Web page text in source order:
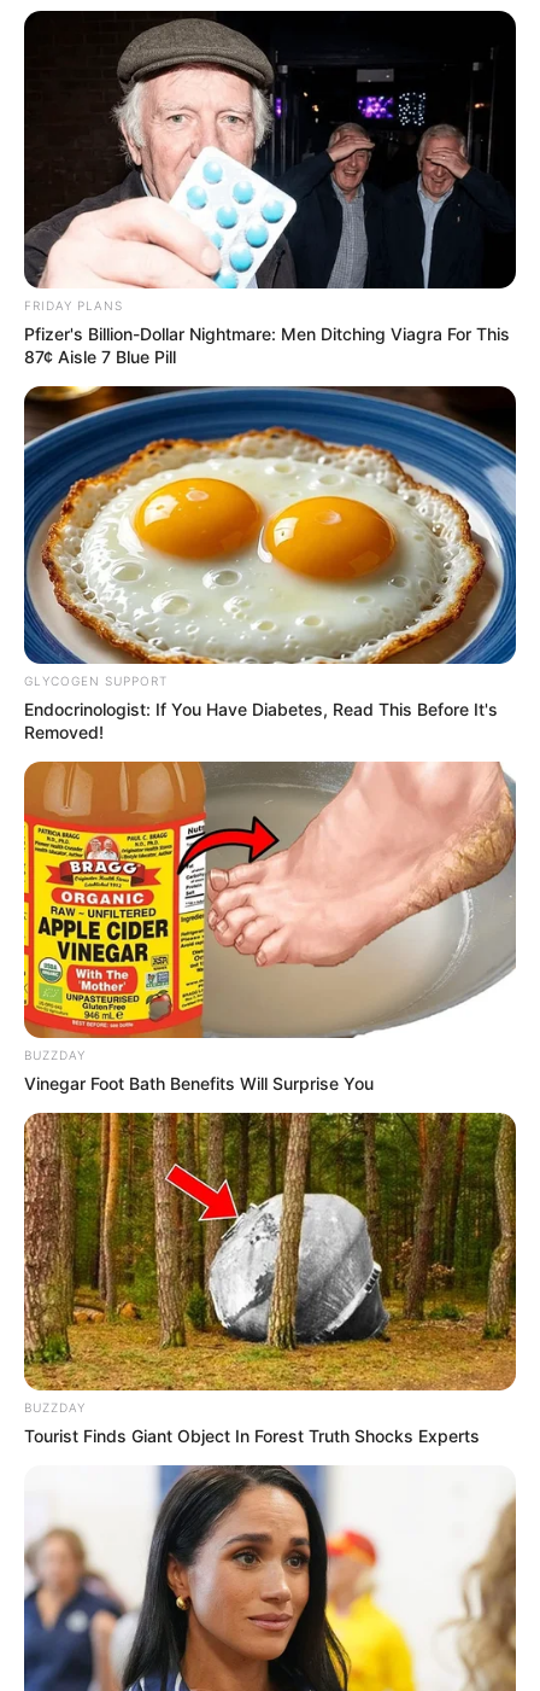
Costurando o tecido na corda
4. Quando terminar uma tira, pegue a próxima e
continue o processo de enrolar e costurar. Nesse
passo a passo foram utilizados diferentes
tecidos de forma alternada, mas todos
combinando entre si.
Dica: Tenha cuidado para que a corda nunca fique à
mostra. Por isso, sobreponha a nova tira onde
termina o último tecido já costurado.
5. Enrole o início da corda em forma de espiral, no
sentido horário. O formato deve ficar parecido
com um casco de caracol.
FRIDAY PLANS
Pfizer's Billion-Dollar Nightmare: Men Ditching Viagra For This
87¢ Aisle 7 Blue Pill
GLYCOGEN SUPPORT
Endocrinologist: If You Have Diabetes, Read This Before It's
Removed!
BUZZDAY
Vinegar Foot Bath Benefits Will Surprise You
BUZZDAY
Tourist Finds Giant Object In Forest Truth Shocks Experts